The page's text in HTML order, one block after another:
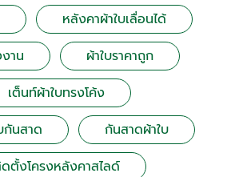
หลังคาผ้าใบเลื่อนได้
งาน
ผ้าใบราคาถูก
เต็นท์ผ้าใบทรงโค้ง
กันสาด
กันสาดผ้าใบ
ตั้งโครงหลังคาสไลด์